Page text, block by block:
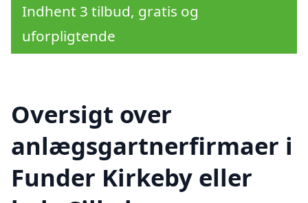
Indhent 3 tilbud, gratis og
uforpligtende
Oversigt over
anlægsgartnerfirmaer i
Funder Kirkeby eller